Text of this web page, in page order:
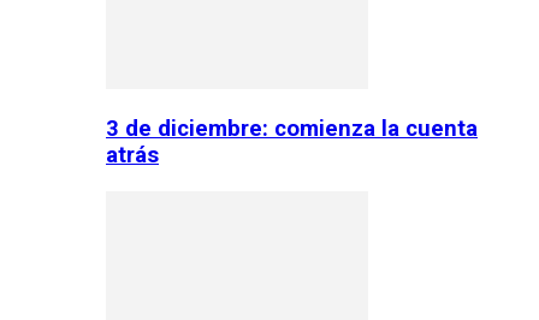
3 de diciembre: comienza la cuenta
atrás